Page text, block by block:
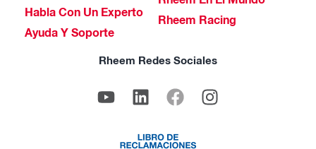
Habla Con Un Experto
Ayuda Y Soporte
Rheem Racing
Rheem Redes Sociales